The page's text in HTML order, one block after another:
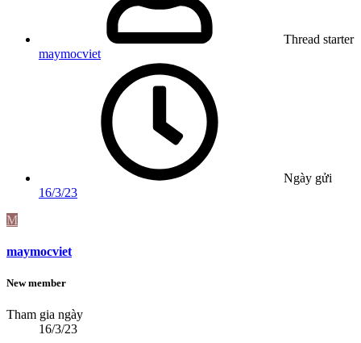
Thread starter
maymocviet
Ngày gửi
16/3/23
M
maymocviet
New member
Tham gia ngày
16/3/23